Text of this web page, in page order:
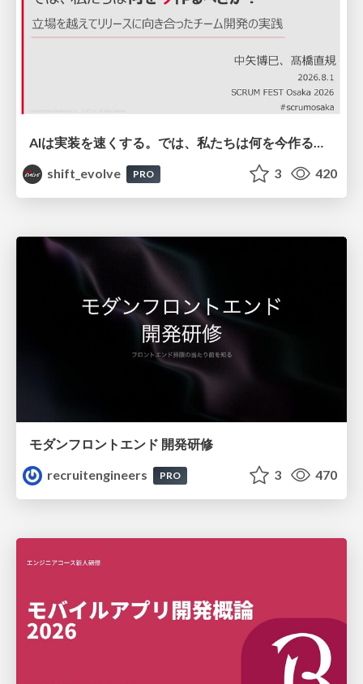
AIは実装を速くする。では、私たちは何を今作るべきか？－立場を越えてリリースに向き合ったチーム開発の実践 / 20260801 Hiromi Nakaya and Naoki Takahashi
shift_evolve
PRO 3 420
モダンフロントエンド 開発研修
recruitengineers
PRO 3 470